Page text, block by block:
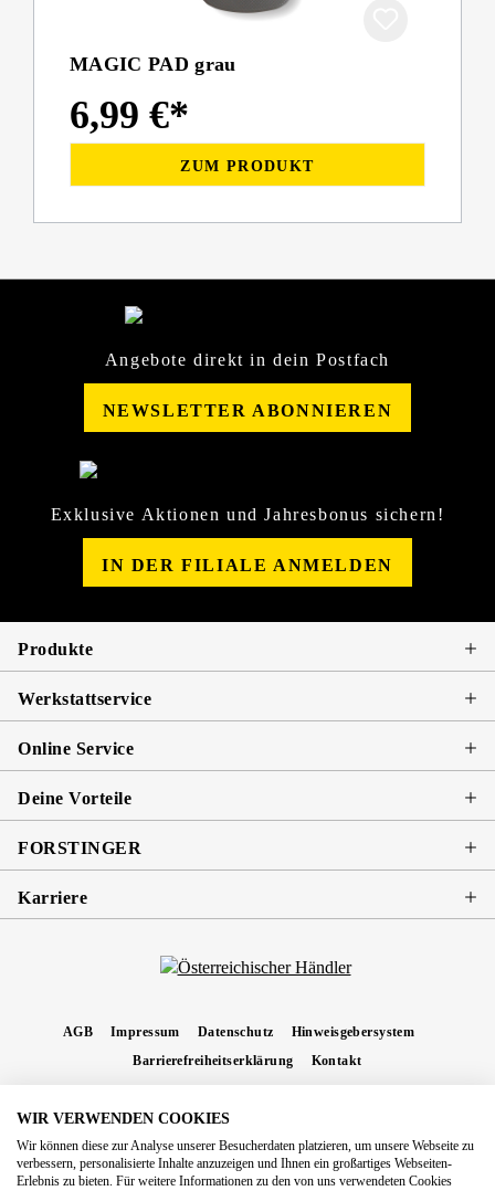
MAGIC PAD grau
6,99 €*
ZUM PRODUKT
Angebote direkt in dein Postfach
NEWSLETTER ABONNIEREN
Exklusive Aktionen und Jahresbonus sichern!
IN DER FILIALE ANMELDEN
Produkte
Werkstattservice
Online Service
Deine Vorteile
FORSTINGER
Karriere
AGB Impressum Datenschutz
Hinweisgebersystem
Barrierefreiheitserklärung
Kontakt
Nachnahmegebühren, wenn nicht anders angegeben.
Copyright 2026 Forstinger Österreich GmbH
WIR VERWENDEN COOKIES
Wir können diese zur Analyse unserer Besucherdaten platzieren, um unsere Webseite zu
verbessern, personalisierte Inhalte anzuzeigen und Ihnen ein großartiges Webseiten-
Erlebnis zu bieten. Für weitere Informationen zu den von uns verwendeten Cookies